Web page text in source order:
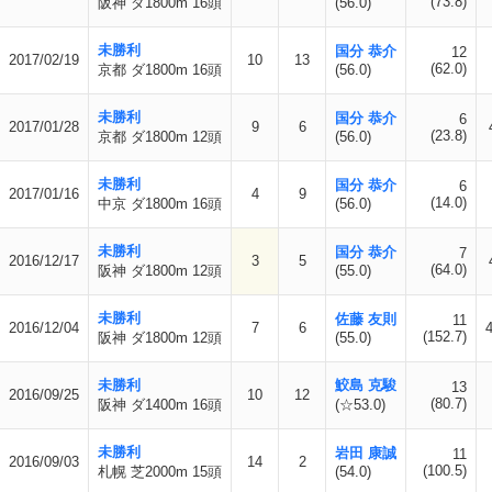
2017/02/19
未勝利
京都 ダ1800m 16頭
10 13
国分 恭介
(56.0)
12
(62.0)
2017/01/28
未勝利
京都 ダ1800m 12頭
9 6
国分 恭介
(56.0)
6
(23.8)
2017/01/16
未勝利
中京 ダ1800m 16頭
4 9
国分 恭介
(56.0)
6
(14.0)
2016/12/17
未勝利
阪神 ダ1800m 12頭
3 5
国分 恭介
(55.0)
7
(64.0)
2016/12/04
未勝利
阪神 ダ1800m 12頭
7 6
佐藤 友則
(55.0)
11
(152.7)
2016/09/25
未勝利
阪神 ダ1400m 16頭
10 12
鮫島 克駿
(☆53.0)
13
(80.7)
2016/09/03
未勝利
札幌 芝2000m 15頭
14 2
岩田 康誠
(54.0)
11
(100.5)